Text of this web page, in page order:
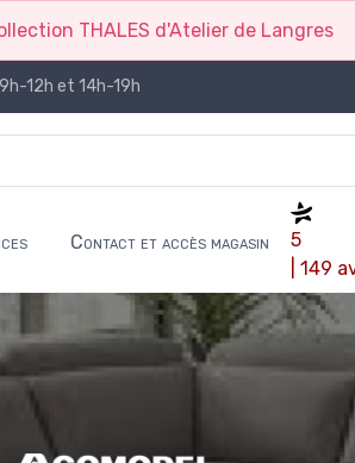
THALES d'Atelier de Langres
12h et 14h-19h
Contact et accès magasin
5
| 149